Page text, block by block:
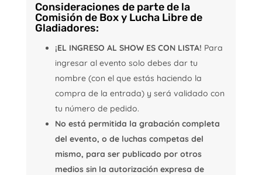
Consideraciones de parte de la
Comisión de Box y Lucha Libre de
Gladiadores:
¡EL INGRESO AL SHOW ES CON LISTA! Para
ingresar al evento solo debes dar tu
nombre (con el que estás haciendo la
compra de la entrada) y será validado con
tu número de pedido.
No está permitida la grabación completa
del evento, o de luchas competas del
mismo, para ser publicado por otros
medios sin la autorización expresa de